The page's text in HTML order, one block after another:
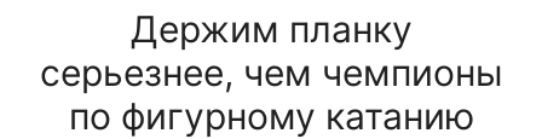
Держим планку
серьезнее, чем чемпионы
по фигурному катанию